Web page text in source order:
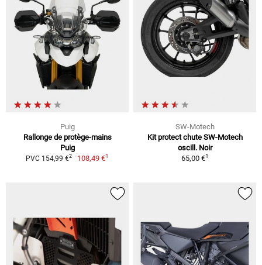
Puig
Rallonge de protège-mains
Puig
PVC 154,99 €2 108,49 €1
SW-Motech
Kit protect chute SW-Motech
oscill. Noir
65,00 €1